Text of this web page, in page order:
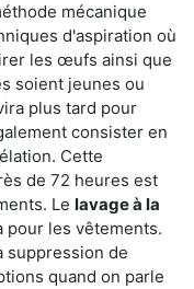
mécanique
d'aspiration où
les œufs ainsi que
soient jeunes ou
plus tard pour
consister en
Cette
de 72 heures est
Le lavage à la
pour les vêtements.
suppression de
quand on parle